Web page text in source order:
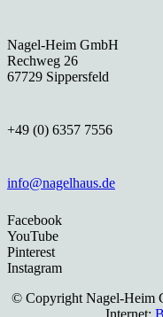
Nagel-Heim GmbH
Rechweg 26
67729 Sippersfeld
+49 (0) 6357 7556
info@nagelhaus.de
Facebook
YouTube
Pinterest
Instagram
© Copyright Nagel-Heim
Internet: